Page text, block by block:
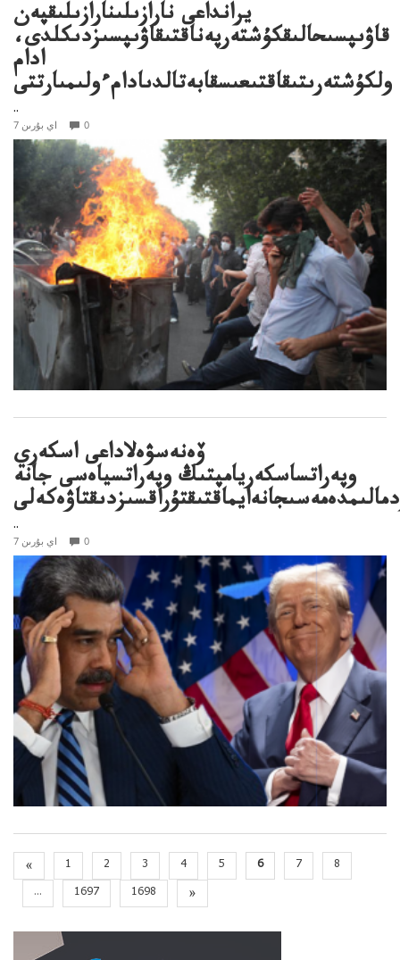
يرانداعى نارازىلىنارازىلىقپەن
قاۋىپسىحالىقكۇشتەرپەناقتىقاۋىپسىزدىكلدى،
ادام
ولكۇشتەرىتىقاقتىعىسقابەتالدىادامءولىمىارتتى
..
7 اي بۇرىن 0
ۆەنەسۋەلاداعى اسكەري
وپەراتساسكەريامپتىڭ وپەراتسياەسى جانە
..
7 اي بۇرىن 0
« 1 2 3 4 5 6 7
8
...
1697 1698 »